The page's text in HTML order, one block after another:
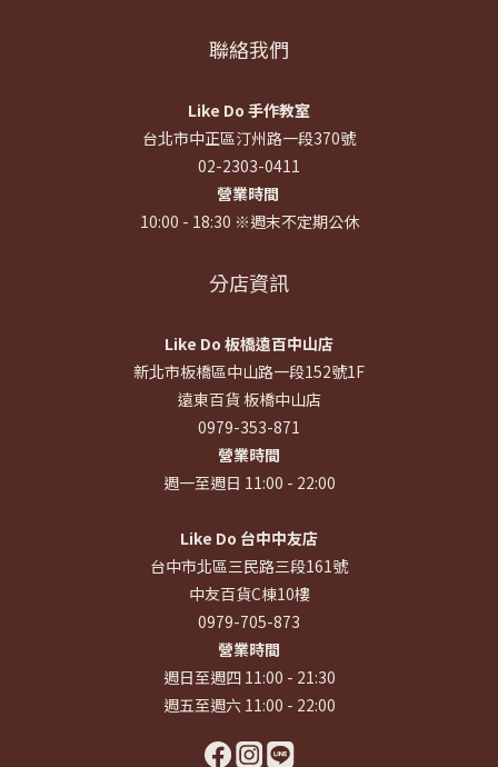
聯絡我們
Like Do 手作教室
台北市中正區汀州路一段370號
02-2303-0411
營業時間
10:00 - 18:30 ※週末不定期公休
分店資訊
Like Do 板橋遠百中山店
新北市板橋區中山路一段152號1F
遠東百貨 板橋中山店
0979-353-871
營業時間
週一至週日 11:00 - 22:00
Like Do 台中中友店
台中市北區三民路三段161號
中友百貨C棟10樓
0979-705-873
營業時間
週日至週四 11:00 - 21:30
週五至週六 11:00 - 22:00